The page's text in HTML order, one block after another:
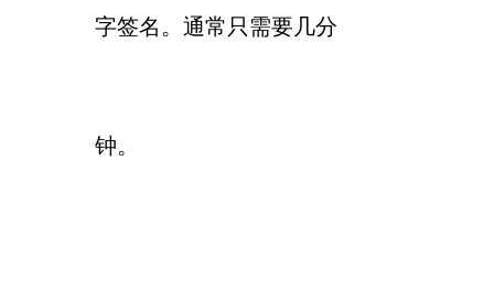
字签名。通常只需要几分
钟。